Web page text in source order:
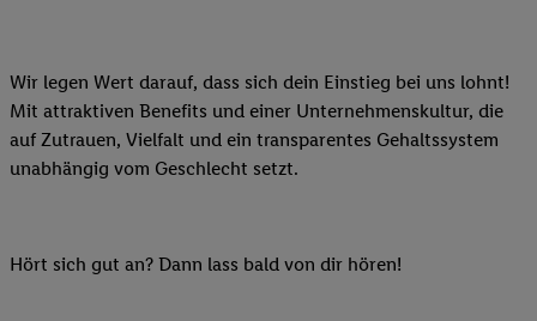
Wir legen Wert darauf, dass sich dein Einstieg bei uns lohnt!
Mit attraktiven Benefits und einer Unternehmenskultur, die
auf Zutrauen, Vielfalt und ein transparentes Gehaltssystem
unabhängig vom Geschlecht setzt.
Hört sich gut an? Dann lass bald von dir hören!